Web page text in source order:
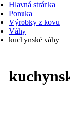
Hlavná stránka
Ponuka
Výrobky z kovu
Váhy
kuchynské váhy